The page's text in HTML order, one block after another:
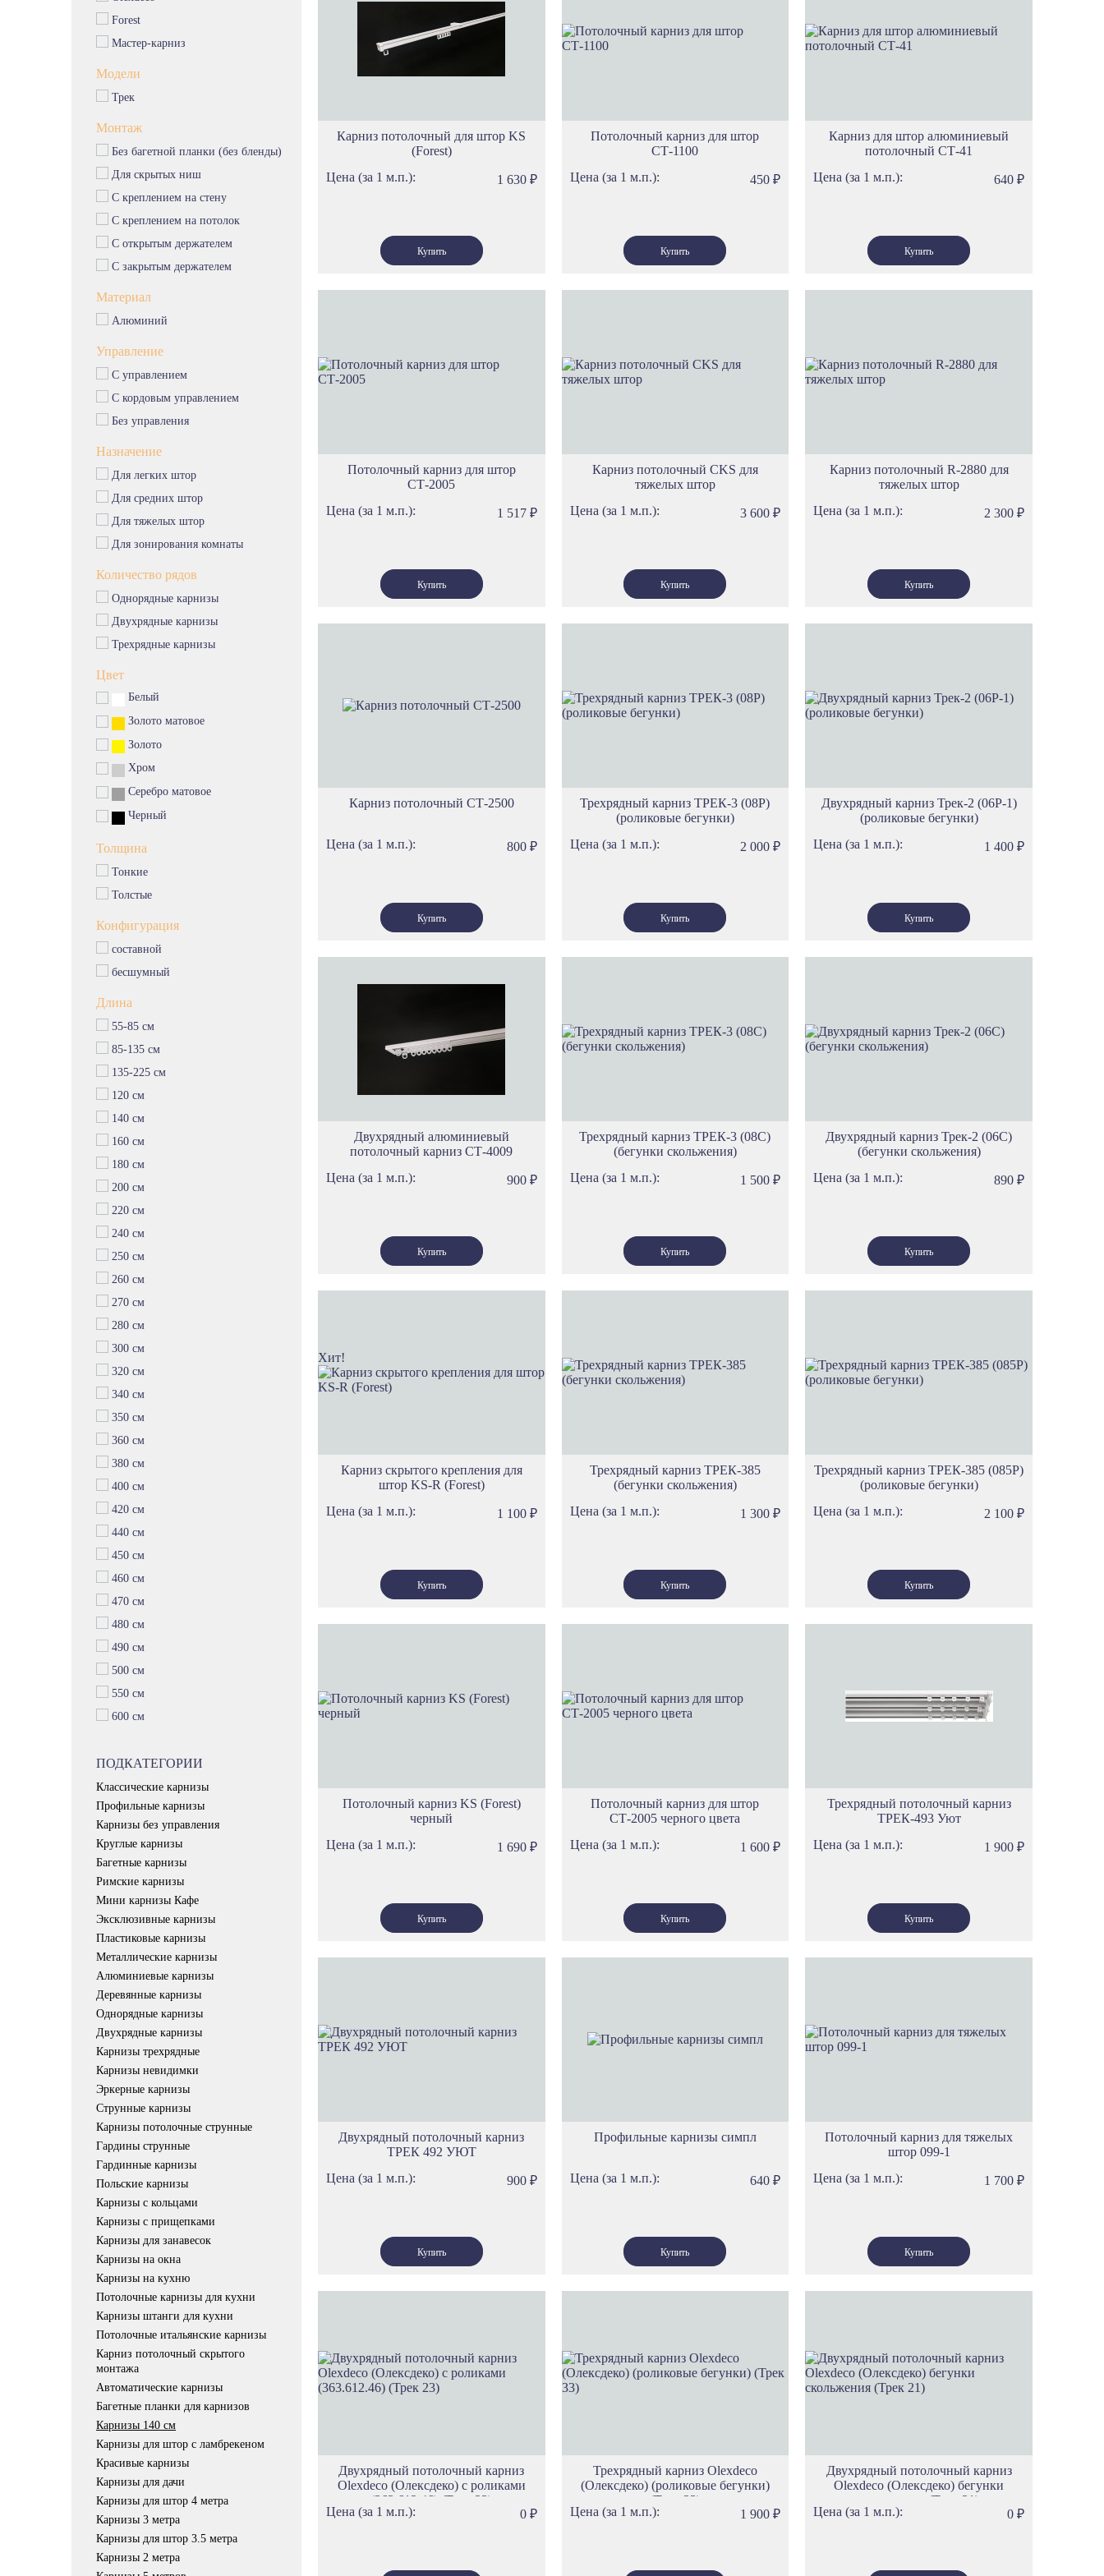
Пластиковые карнизы
Металлические карнизы
Деревянные карнизы
Двухрядные карнизы
Карнизы трехрядные
Карнизы невидимки
Эркерные карнизы
Карнизы Олимп
Карнизы Флоренция
Карнизы Ломбардия
Карнизы Нотр Дам
Карнизы Техностиль
Карнизы Мюнхен
Карнизы Бремен
Forest
Мастер-карниз
Модели
Трек
Монтаж
Без багетной планки (без бленды)
Для скрытых ниш
С креплением на стену
С креплением на потолок
С открытым держателем
С закрытым держателем
Материал
Алюминий
Управление
С управлением
С кордовым управлением
Без управления
Назначение
Для легких штор
Для средних штор
Для тяжелых штор
Для зонирования комнаты
Количество рядов
Однорядные карнизы
Двухрядные карнизы
Трехрядные карнизы
Цвет
Белый
Золото матовое
Золото
Хром
Серебро матовое
Черный
Толщина
Тонкие
Толстые
Конфигурация
составной
бесшумный
Длина
55-85 см
85-135 см
135-225 см
120 см
140 см
160 см
180 см
200 см
220 см
240 см
250 см
260 см
270 см
280 см
300 см
320 см
340 см
350 см
360 см
380 см
400 см
420 см
440 см
450 см
460 см
470 см
480 см
490 см
500 см
550 см
600 см
ПОДКАТЕГОРИИ
Классические карнизы
Профильные карнизы
Карнизы без управления
Круглые карнизы
Багетные карнизы
Римские карнизы
Мини карнизы Кафе
Эксклюзивные карнизы
Пластиковые карнизы
Металлические карнизы
Алюминиевые карнизы
Деревянные карнизы
Однорядные карнизы
Двухрядные карнизы
Карнизы трехрядные
Карнизы невидимки
Эркерные карнизы
Струнные карнизы
Карнизы потолочные струнные
Гардины струнные
Гардинные карнизы
Польские карнизы
Карнизы с кольцами
Карнизы с прищепками
Карнизы для занавесок
Карнизы на окна
Карнизы на кухню
Потолочные карнизы для кухни
Карнизы штанги для кухни
Потолочные итальянские карнизы
Карниз потолочный скрытого
монтажа
Автоматические карнизы
Багетные планки для карнизов
Карнизы 140 см
Карнизы для штор с ламбрекеном
Красивые карнизы
Карнизы для дачи
Карнизы для штор 4 метра
Карнизы 3 метра
Карнизы для штор 3.5 метра
Карнизы 2 метра
Карниз потолочный для штор KS
(Forest)
Цена (за 1 м.п.):
1 630 ₽
Потолочный карниз для штор
СТ-1100
Цена (за 1 м.п.):
450₽
Карниз для штор алюминиевый
потолочный СТ-41
Цена (за 1 м.п.):
640 ₽
Потолочный карниз для штор
СТ-2005
Цена (за 1 м.п.):
1 517 ₽
Карниз потолочный CKS для
тяжелых штор
Цена (за 1 м.п.):
3 600₽
Карниз потолочный R-2880 для
тяжелых штор
Цена (за 1 м.п.):
2 300 ₽
Карниз потолочный СТ-2500
Цена (за 1 м.п.): 800 ₽
Трехрядный карниз ТРЕК-3 (08Р)
(роликовые бегунки)
Цена (за 1 м.п.):
2 000₽
Двухрядный карниз Трек-2 (06Р-1)
(роликовые бегунки)
Цена (за 1 м.п.):
1 400 ₽
Двухрядный алюминиевый
потолочный карниз СТ-4009
Цена (за 1 м.п.):
900 ₽
Трехрядный карниз ТРЕК-3 (08С)
(бегунки скольжения)
Цена (за 1 м.п.):
1 500₽
Двухрядный карниз Трек-2 (06С)
(бегунки скольжения)
Цена (за 1 м.п.):
890 ₽
Хит!
Карниз скрытого крепления для
штор KS-R (Forest)
Цена (за 1 м.п.):
1 100 ₽
Трехрядный карниз ТРЕК-385
(бегунки скольжения)
Цена (за 1 м.п.):
1 300₽
Трехрядный карниз ТРЕК-385 (085Р)
(роликовые бегунки)
Цена (за 1 м.п.):
2 100 ₽
Потолочный карниз KS (Forest)
черный
Цена (за 1 м.п.):
1 690 ₽
Потолочный карниз для штор
СТ-2005 черного цвета
Цена (за 1 м.п.):
1 600₽
Трехрядный потолочный карниз
ТРЕК-493 Уют
Цена (за 1 м.п.):
1 900 ₽
Двухрядный потолочный карниз
ТРЕК 492 УЮТ
Цена (за 1 м.п.):
900 ₽
Профильные карнизы симпл
Цена (за 1 м.п.): 640₽
Потолочный карниз для тяжелых
штор 099-1
Цена (за 1 м.п.):
1 700 ₽
Двухрядный потолочный карниз
Olexdeco (Олексдеко) c роликами
(363.612.46) (Трек 23)
Цена (за 1 м.п.):
0 ₽
Трехрядный карниз Olexdeco
(Олексдеко) (роликовые бегунки)
(Трек 33)
Цена (за 1 м.п.):
1 900₽
Двухрядный потолочный карниз
Olexdeco (Олексдеко) бегунки
скольжения (Трек 21)
Цена (за 1 м.п.):
0 ₽